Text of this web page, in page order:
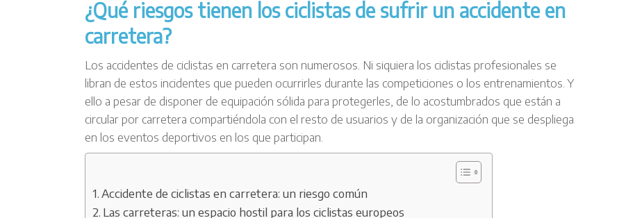
¿Qué riesgos tienen los ciclistas de sufrir un accidente en
carretera?
Los accidentes de ciclistas en carretera son numerosos. Ni siquiera los ciclistas profesionales se
libran de estos incidentes que pueden ocurrirles durante las competiciones o los entrenamientos. Y
ello a pesar de disponer de equipación sólida para protegerles, de lo acostumbrados que están a
circular por carretera compartiéndola con el resto de usuarios y de la organización que se despliega
en los eventos deportivos en los que participan.
Accidente de ciclistas en carretera: un riesgo común
Las carreteras: un espacio hostil para los ciclistas europeos